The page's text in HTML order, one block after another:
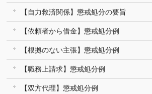
【自力救済関係】懲戒処分の要旨
【依頼者から借金】懲戒処分例
【根拠のない主張】懲戒処分例
【職務上請求】懲戒処分例
【双方代理】懲戒処分例